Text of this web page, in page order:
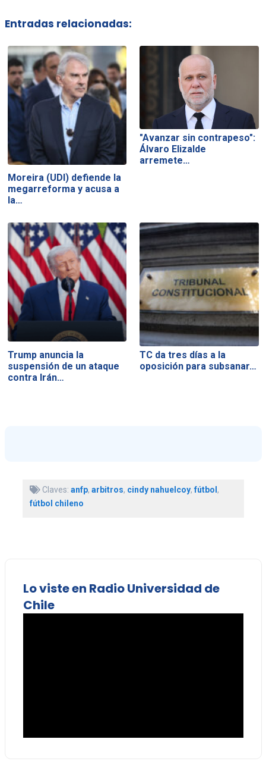
Entradas relacionadas:
Moreira (UDI) defiende la
megarreforma y acusa a
la…
"Avanzar sin contrapeso":
Álvaro Elizalde
arremete…
Trump anuncia la
suspensión de un ataque
contra Irán…
TC da tres días a la
oposición para subsanar…
Claves: anfp, arbitros, cindy nahuelcoy,fútbol ,
fútbol chileno
Lo viste en Radio Universidad de
Chile